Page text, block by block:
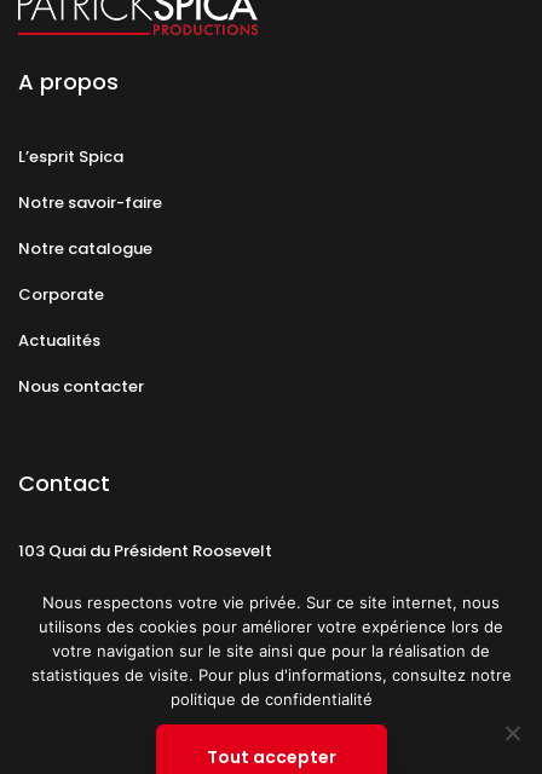
A propos
L’esprit Spica
Notre savoir-faire
Notre catalogue
Corporate
Actualités
Nous contacter
Contact
103 Quai du Président Roosevelt
CGU Politique de confidentialité
Nous respectons votre vie privée. Sur ce site internet, nous
utilisons des cookies pour améliorer votre expérience lors de
votre navigation sur le site ainsi que pour la réalisation de
statistiques de visite. Pour plus d'informations, consultez notre
politique de confidentialité
Tout accepter